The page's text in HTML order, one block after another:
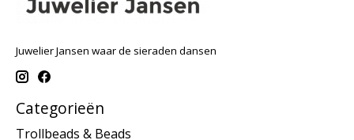
Juwelier Jansen waar de sieraden dansen
Categorieën
Trollbeads & Beads